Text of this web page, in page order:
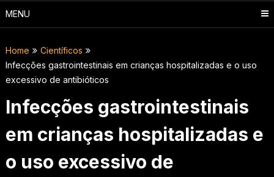
MENU
Home
Científicos
Infecções gastrointestinais em crianças hospitalizadas e o uso
excessivo de antibióticos
Infecções gastrointestinais
em crianças hospitalizadas e
o uso excessivo de